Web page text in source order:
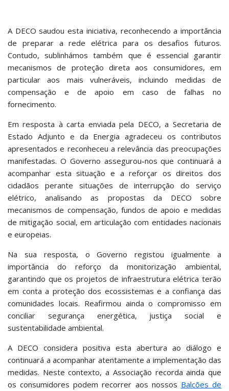
A DECO saudou esta iniciativa, reconhecendo a importância
de preparar a rede elétrica para os desafios futuros.
Contudo, sublinhámos também que é essencial garantir
mecanismos de proteção direta aos consumidores, em
particular aos mais vulneráveis, incluindo medidas de
compensação e de apoio em caso de falhas no
fornecimento.
Em resposta à carta enviada pela DECO, a Secretaria de
Estado Adjunto e da Energia agradeceu os contributos
apresentados e reconheceu a relevância das preocupações
manifestadas. O Governo assegurou-nos que continuará a
acompanhar esta situação e a reforçar os direitos dos
cidadãos perante situações de interrupção do serviço
elétrico, analisando as propostas da DECO sobre
mecanismos de compensação, fundos de apoio e medidas
de mitigação social, em articulação com entidades nacionais
e europeias.
Na sua resposta, o Governo registou igualmente a
importância do reforço da monitorização ambiental,
garantindo que os projetos de infraestrutura elétrica terão
em conta a proteção dos ecossistemas e a confiança das
comunidades locais. Reafirmou ainda o compromisso em
conciliar segurança energética, justiça social e
sustentabilidade ambiental.
A DECO considera positiva esta abertura ao diálogo e
continuará a acompanhar atentamente a implementação das
medidas. Neste contexto, a Associação recorda ainda que
os consumidores podem recorrer aos nossos Balcões de